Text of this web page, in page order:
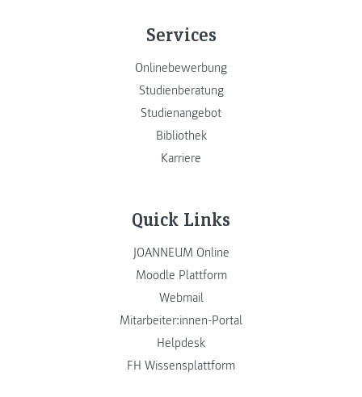
Services
Onlinebewerbung
Studienberatung
Studienangebot
Bibliothek
Karriere
Quick Links
JOANNEUM Online
Moodle Plattform
Webmail
Mitarbeiter:innen-Portal
Helpdesk
FH Wissensplattform